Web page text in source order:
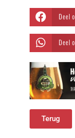
Deel
Deel
Terug